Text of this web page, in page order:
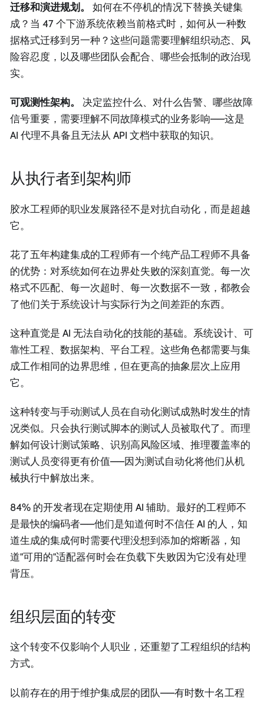
迁移和演进规划。
如何在不停机的情况下替换关键集
成？当 47 个下游系统依赖当前格式时，如何从一种数
据格式迁移到另一种？这些问题需要理解组织动态、风
险容忍度，以及哪些团队会配合、哪些会抵制的政治现
实。
可观测性架构。
决定监控什么、对什么告警、哪些故障
信号重要，需要理解不同故障模式的业务影响——这是
AI 代理不具备且无法从 API 文档中获取的知识。
从执行者到架构师
胶水工程师的职业发展路径不是对抗自动化，而是超越
它。
花了五年构建集成的工程师有一个纯产品工程师不具备
的优势：对系统如何在边界处失败的深刻直觉。每一次
格式不匹配、每一次超时、每一次数据不一致，都教会
了他们关于系统设计与实际行为之间差距的东西。
这种直觉是 AI 无法自动化的技能的基础。系统设计、可
靠性工程、数据架构、平台工程。这些角色都需要与集
成工作相同的边界思维，但在更高的抽象层次上应用
它。
这种转变与手动测试人员在自动化测试成熟时发生的情
况类似。只会执行测试脚本的测试人员被取代了。而理
解如何设计测试策略、识别高风险区域、推理覆盖率的
测试人员变得更有价值——因为测试自动化将他们从机
械执行中解放出来。
84% 的开发者现在定期使用 AI 辅助。最好的工程师不
是最快的编码者——他们是知道何时不信任 AI 的人，知
道生成的集成何时需要代理没想到添加的熔断器，知
道"可用的"适配器何时会在负载下失败因为它没有处理
背压。
组织层面的转变
这个转变不仅影响个人职业，还重塑了工程组织的结构
方式。
以前存在的用于维护集成层的团队——有时数十名工程